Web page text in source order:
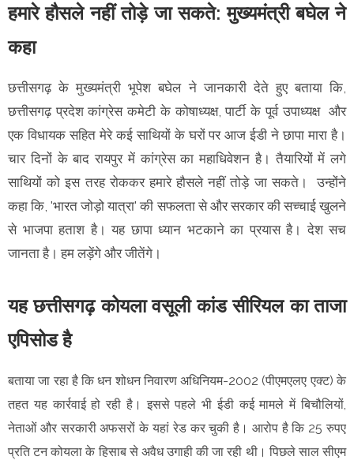
हमारे हौसले नहीं तोड़े जा सकते: मुख्यमंत्री बघेल ने
कहा
छत्तीसगढ़ के मुख्यमंत्री भूपेश बघेल ने जानकारी देते हुए बताया कि,
छत्तीसगढ़ प्रदेश कांग्रेस कमेटी के कोषाध्यक्ष, पार्टी के पूर्व उपाध्यक्ष और
एक विधायक सहित मेरे कई साथियों के घरों पर आज ईडी ने छापा मारा है।
चार दिनों के बाद रायपुर में कांग्रेस का महाधिवेशन है। तैयारियों में लगे
साथियों को इस तरह रोककर हमारे हौसले नहीं तोड़े जा सकते। उन्होंने
कहा कि, 'भारत जोड़ो यात्रा' की सफलता से और सरकार की सच्चाई खुलने
से भाजपा हताश है। यह छापा ध्यान भटकाने का प्रयास है। देश सच
जानता है। हम लड़ेंगे और जीतेंगे।
यह छत्तीसगढ़ कोयला वसूली कांड सीरियल का ताजा
एपिसोड है
बताया जा रहा है कि धन शोधन निवारण अधिनियम-2002 (पीएमएलए एक्ट) के
तहत यह कार्रवाई हो रही है। इससे पहले भी ईडी कई मामले में बिचौलियों,
नेताओं और सरकारी अफसरों के यहां रेड कर चुकी है। आरोप है कि 25 रुपए
प्रति टन कोयला के हिसाब से अवैध उगाही की जा रही थी। पिछले साल सीएम